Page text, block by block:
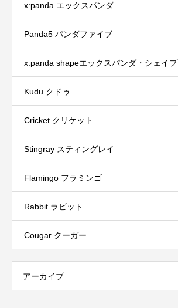
x:panda エックスパンダ
Panda5 パンダファイブ
x:panda shapeエックスパンダ・シェイプ
Kudu クドゥ
Cricket クリケット
Stingray スティングレイ
Flamingo フラミンゴ
Rabbit ラビット
Cougar クーガー
アーカイブ